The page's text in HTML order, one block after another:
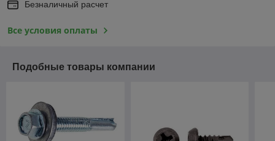
Безналичный расчет
Все условия оплаты
Подобные товары компании